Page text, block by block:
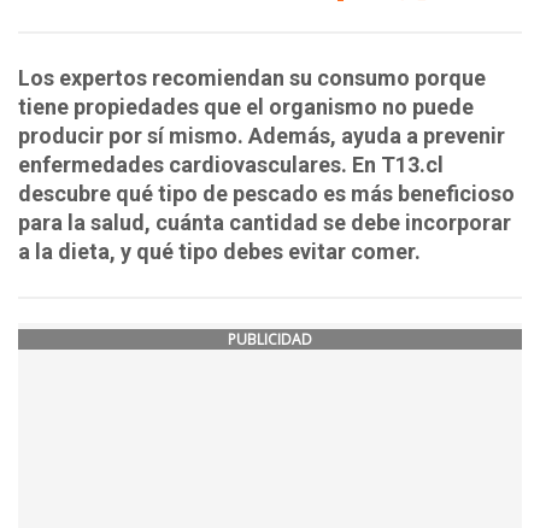
Los expertos recomiendan su consumo porque
tiene propiedades que el organismo no puede
producir por sí mismo. Además, ayuda a prevenir
enfermedades cardiovasculares. En T13.cl
descubre qué tipo de pescado es más beneficioso
para la salud, cuánta cantidad se debe incorporar
a la dieta, y qué tipo debes evitar comer.
PUBLICIDAD